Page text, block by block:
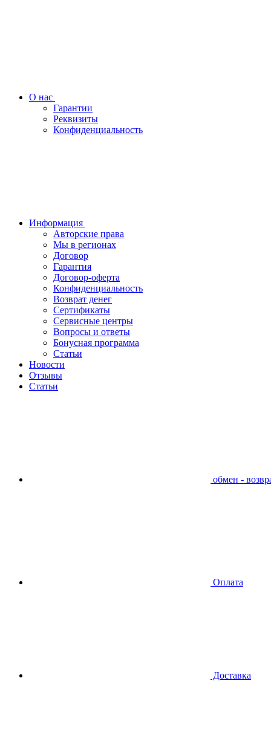
О нас
Гарантии
Реквизиты
Конфиденциальность
Информация
Авторские права
Мы в регионах
Договор
Гарантия
Договор-оферта
Конфиденциальность
Возврат денег
Сертификаты
Сервисные центры
Вопросы и ответы
Бонусная программа
Статьи
Новости
Отзывы
Статьи
обмен -
Оплата
Доставка